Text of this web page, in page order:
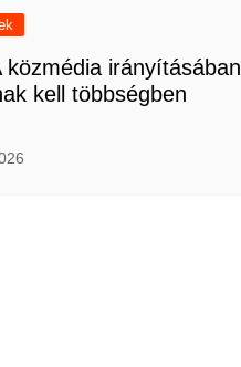
közmédia irányításában
kell többségben